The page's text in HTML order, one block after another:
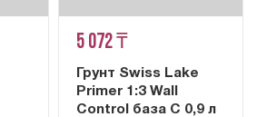
5 072 ₸
Грунт Swiss Lake
Primer 1:3 Wall
Control база C 0,9 л